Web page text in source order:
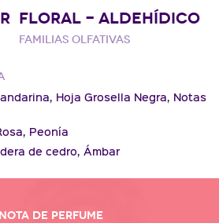
FLORAL - ALDEHÍDICO
Familias olfativas
Hoja Grosella Negra, Notas
Peonía
de cedro, Ámbar
Nota de perfume